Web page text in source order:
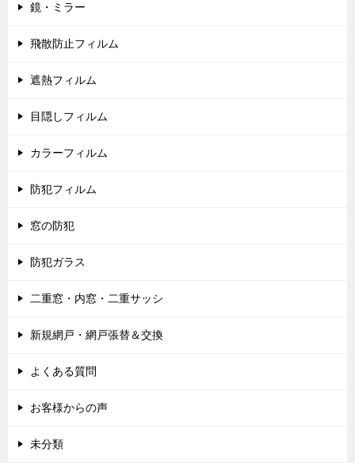
鏡・ミラー
飛散防止フィルム
遮熱フィルム
目隠しフィルム
カラーフィルム
防犯フィルム
窓の防犯
防犯ガラス
二重窓・内窓・二重サッシ
新規網戸・網戸張替＆交換
よくある質問
お客様からの声
未分類